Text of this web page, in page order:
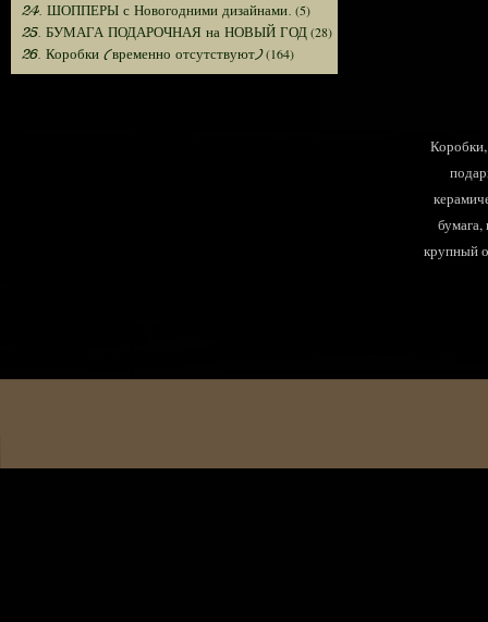
24. ШОППЕРЫ с Новогодними дизайнами. (5)
25. БУМАГА ПОДАРОЧНАЯ на НОВЫЙ ГОД(28)
26. Коробки (временно отсутствуют)(164)
крупный